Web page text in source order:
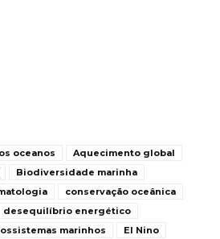
oceanos
Aquecimento global
Biodiversidade marinha
conservação oceânica
desequilíbrio energético
marinhos
El Nino